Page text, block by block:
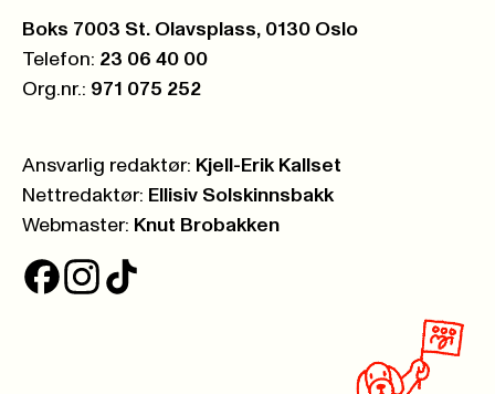
Postboks:
Boks 7003 St. Olavsplass, 0130 Oslo
Telefon: 23 06 40 00
Org.nr.: 971 075 252
Ansvarlig redaktør: Kjell-Erik Kallset
Nettredaktør: Ellisiv Solskinnsbakk
Webmaster: Knut Brobakken